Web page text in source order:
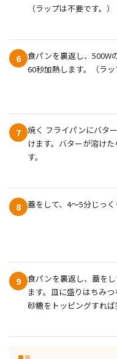
（ラップは不要です。）
6 食パンを裏返し、500W
60秒加熱します。（ラッ
7 焼く フライパンにバタ
けます。バターが溶け
す。
8 蓋をして、4〜5分じっく
9 食パンを裏返し、蓋を
ます。皿に盛りはちみ
砂糖をトッピングすれば